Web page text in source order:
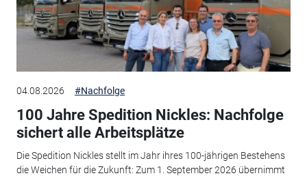
04.08.2026 #Nachfolge
100 Jahre Spedition Nickles: Nachfolge
sichert alle Arbeitsplätze
Die Spedition Nickles stellt im Jahr ihres 100-jährigen Bestehens
die Weichen für die Zukunft: Zum 1. September 2026 übernimmt